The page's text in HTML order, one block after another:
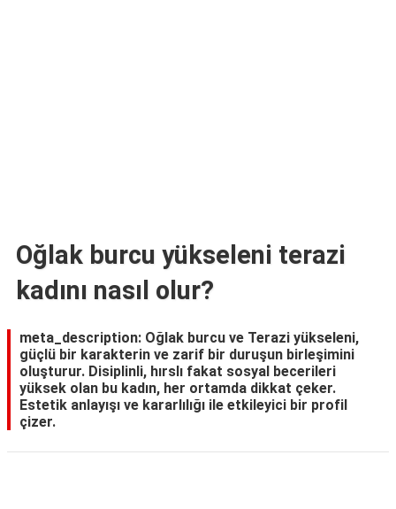
Oğlak burcu yükseleni terazi
kadını nasıl olur?
meta_description: Oğlak burcu ve Terazi yükseleni,
güçlü bir karakterin ve zarif bir duruşun birleşimini
oluşturur. Disiplinli, hırslı fakat sosyal becerileri
yüksek olan bu kadın, her ortamda dikkat çeker.
Estetik anlayışı ve kararlılığı ile etkileyici bir profil
çizer.